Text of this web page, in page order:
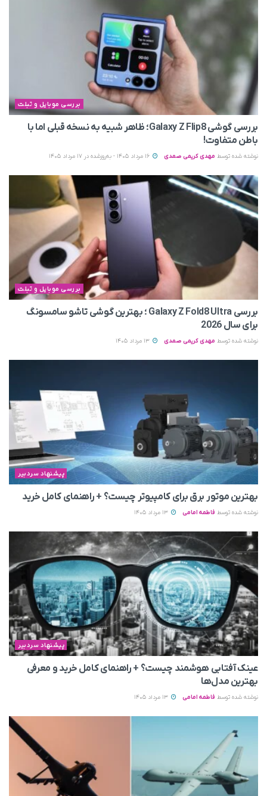
بررسی موبایل و تبلت
بررسی گوشی Galaxy Z Flip8؛ ظاهر شبیه به نسخه قبلی اما با
باطن متفاوت!
نوشته شده توسط مهدی کریمی صمدی
بررسی موبایل و تبلت
بررسی Galaxy Z Fold8 Ultra ؛ بهترین گوشی تاشو سامسونگ
برای سال 2026
نوشته شده توسط مهدی کریمی صمدی
پیشنهاد سردبیر
بهترین موتور برق برای کامپیوتر چیست؟ + راهنمای کامل خرید
نوشته شده توسط فاطمه امامی
پیشنهاد سردبیر
عینک آفتابی هوشمند چیست؟ + راهنمای کامل خرید و معرفی
بهترین مدل‌ها
نوشته شده توسط فاطمه امامی